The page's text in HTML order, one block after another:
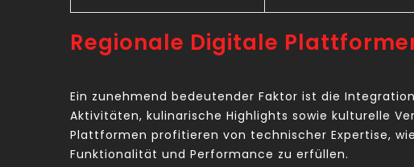
Regionale Digitale
Ein zunehmend bedeutender Faktor ist die
Aktivitäten, kulinarische Highlights sowie kulturelle
Plattformen profitieren von technischer Expertise,
Funktionalität und Performance zu erfüllen.